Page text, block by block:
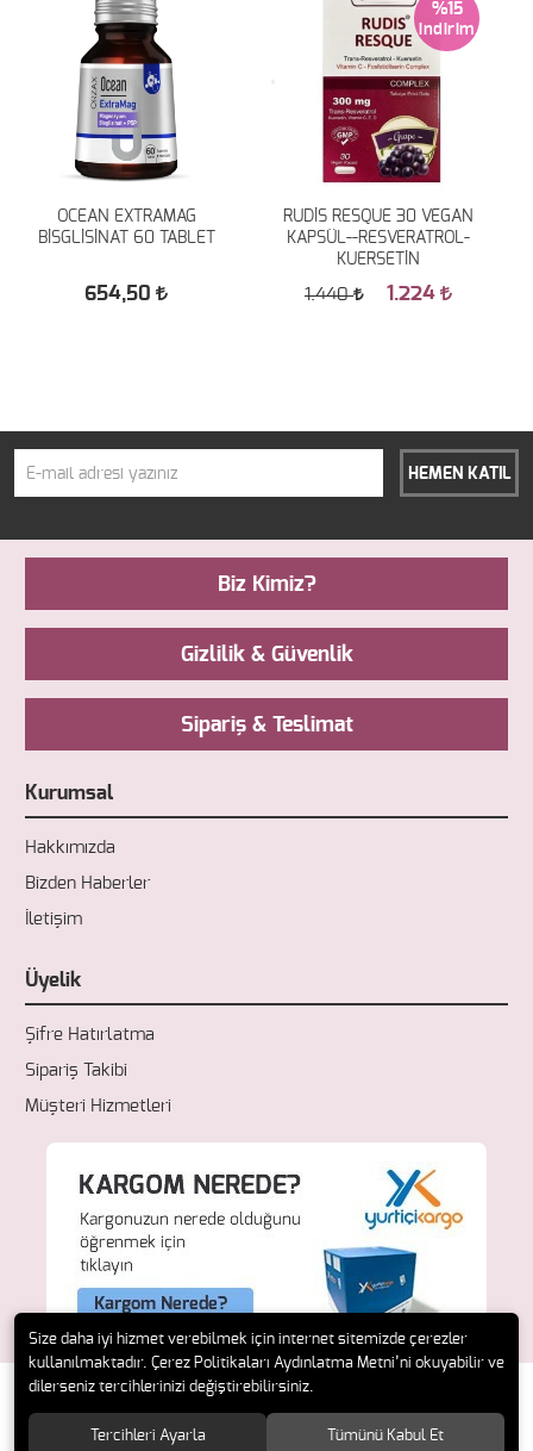
OCEAN EXTRAMAG
BİSGLİSİNAT 60 TABLET
654,50
RUDİS RESQUE 30 VEGAN
KAPSÜL--RESVERATROL-
KUERSETİN
%15
1.440 1.224
HEMEN KATIL
Biz Kimiz?
Gizlilik & Güvenlik
Sipariş & Teslimat
Kurumsal
Hakkımızda
Bizden Haberler
İletişim
Üyelik
Şifre Hatırlatma
Sipariş Takibi
Müşteri Hizmetleri
Size daha iyi hizmet verebilmek için internet sitemizde çerezler
kullanılmaktadır. Çerez Politikaları Aydınlatma Metni’ni okuyabilir ve
dilerseniz tercihlerinizi değiştirebilirsiniz.
Tercihleri Ayarla Tümünü Kabul Et